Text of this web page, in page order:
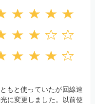
もと使っていたが回線速
に変更しました。以前使